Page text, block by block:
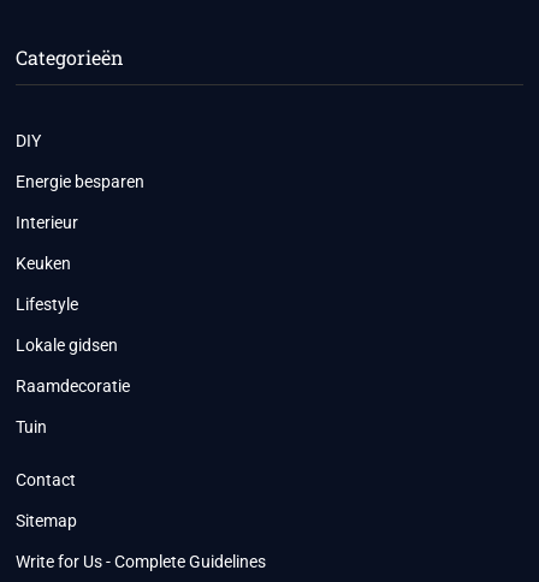
Categorieën
DIY
Energie besparen
Interieur
Keuken
Lifestyle
Lokale gidsen
Raamdecoratie
Tuin
Contact
Sitemap
Write for Us - Complete Guidelines